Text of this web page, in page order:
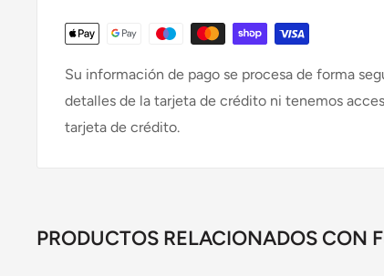
Su información de pago se procesa de forma
detalles de la tarjeta de crédito ni tenemos
tarjeta de crédito.
PRODUCTOS RELACIONADOS CON